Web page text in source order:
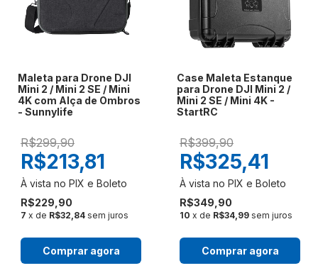
Maleta para Drone DJI
Mini 2 / Mini 2 SE / Mini
4K com Alça de Ombros
- Sunnylife
R$299,90
R$229,90
R$213,81
7 x de R$32,84 sem juros
Comprar agora
Case Maleta Estanque
para Drone DJI Mini 2 /
Mini 2 SE / Mini 4K -
StartRC
R$399,90
R$349,90
R$325,41
10 x de R$34,99 sem juros
Comprar agora